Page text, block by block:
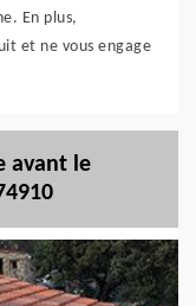
En plus,
et ne vous engage
avant le